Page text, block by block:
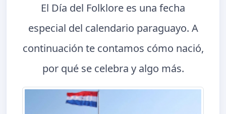
El Día del Folklore es una fecha
especial del calendario paraguayo. A
continuación te contamos cómo nació,
por qué se celebra y algo más.